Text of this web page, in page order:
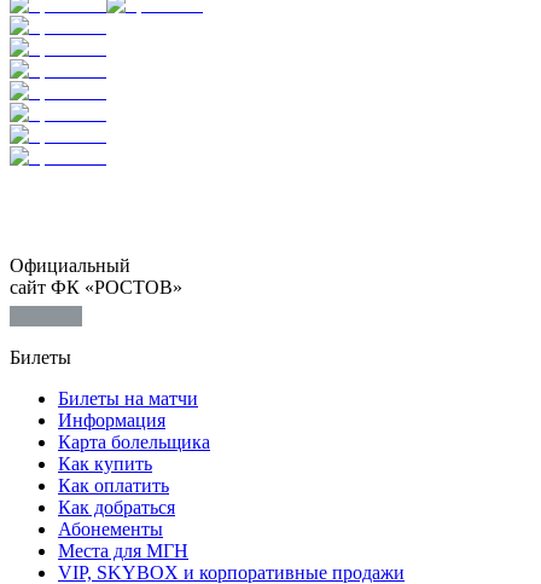
Официальный
сайт ФК «РОСТОВ»
Билеты
Билеты на матчи
Информация
Карта болельщика
Как купить
Как оплатить
Как добраться
Абонементы
Места для МГН
VIP, SKYBOX и корпоративные продажи